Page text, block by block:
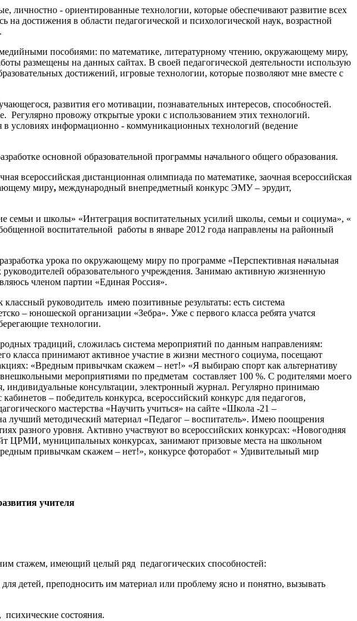
- ориентированные технологии, которые обеспечивают развитие всех
достижения в области педагогической и психологической наук, возрастной
пособиями: по математике, литературному чтению, окружающему миру,
размещены на данных сайтах. В своей педагогической деятельности использую
достижений, игровые технологии, которые позволяют мне вместе с
развития его мотивации, познавательных интересов, способностей.
Регулярно провожу открытые уроки с использованием этих технологий.
в условиях информационно - коммуникационных технологий (ведение
основной образовательной программы начального общего образования.
всероссийская дистанционная олимпиада по математике, заочная всероссийская
миру, международный внепредметный конкурс ЭМУ – эрудит,
семьи и школы» «Интеграция воспитательных усилий школы, семьи и социума», «
воспитательной работы в январе 2012 года направлены на районный
урока по окружающему миру по программе «Перспективная начальная
образовательного учреждения. Занимаю активную жизненную
членом партии «Единая Россия».
руководитель имею позитивные результаты: есть система
– юношеской организации «Зебра». Уже с первого класса ребята учатся
технологии.
традиций, сложилась система мероприятий по данным направлениям:
класса принимают активное участие в жизни местного социума, посещают
«Вредным привычкам скажем – нет!» «Я выбираю спорт как альтернативу
мероприятиями по предметам составляет 100 %. С родителями моего
индивидуальные консультации, электронный журнал. Регулярно принимаю
– победитель конкурса, всероссийский конкурс для педагогов,
мастерства «Научить учиться» на сайте «Школа -21 –
лучший методический материал «Педагог – воспитатель». Имею поощрения
разного уровня. Активно участвуют во всероссийских конкурсах: «Новогодняя
ЦРМИ, муниципальных конкурсах, занимают призовые места на школьном
привычкам скажем – нет!», конкурсе фоторабот « Удивительный мир
учителя
стажем, имеющий целый ряд педагогических способностей:
детей, преподносить им материал или проблему ясно и понятно, вызывать
состояния.